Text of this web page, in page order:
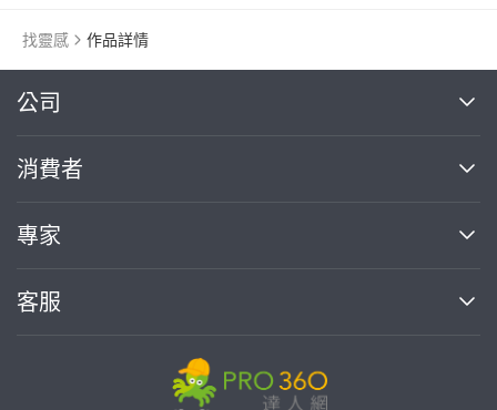
找靈感 作品詳情
公司
關於我們
部落格
加入我們
消費者
買服務
熱門服務
專家
案件中心
客服
繼續完成